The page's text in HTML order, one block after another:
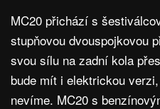
MC20 přichází s
stupňovou dvouspojkovou
svou sílu na zadní kola
bude mít i elektrickou
nevíme. MC20 s